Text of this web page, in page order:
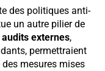
des politiques anti-
un autre pilier de
audits externes,
permettraient
mesures mises